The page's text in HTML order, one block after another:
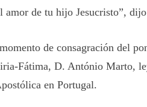
amor de tu hijo Jesucristo”,
de consagración del
Fátima, D. António Marto,
en Portugal.